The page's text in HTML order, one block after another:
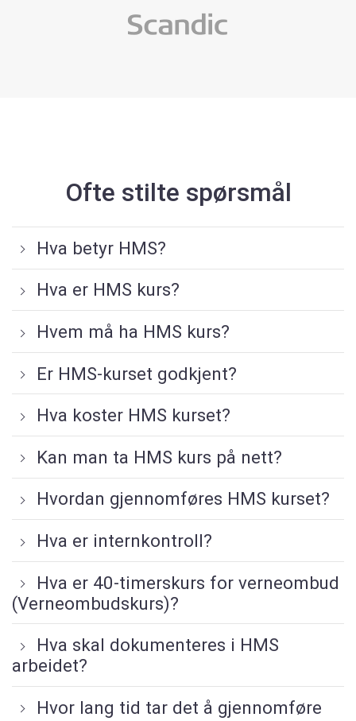
Ofte stilte spørsmål
Hva betyr HMS?
Hva er HMS kurs?
Hvem må ha HMS kurs?
Er HMS-kurset godkjent?
Hva koster HMS kurset?
Kan man ta HMS kurs på nett?
Hvordan gjennomføres HMS kurset?
Hva er internkontroll?
Hva er 40-timerskurs for verneombud
(Verneombudskurs)?
Hva skal dokumenteres i HMS
arbeidet?
Hvor lang tid tar det å gjennomføre